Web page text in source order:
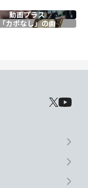
動画プラス
「カポなし」の曲